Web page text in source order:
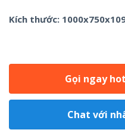
Kích thước:
Gọi ngay
Chat với